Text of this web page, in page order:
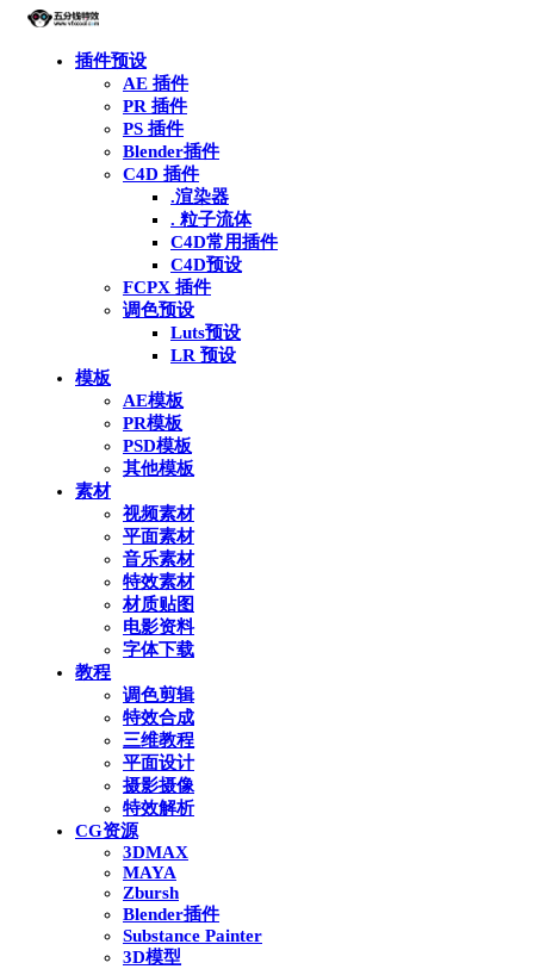
插件预设
AE 插件
PR 插件
PS 插件
Blender插件
C4D 插件
.渲染器
. 粒子流体
C4D常用插件
C4D预设
FCPX 插件
调色预设
Luts预设
LR 预设
模板
AE模板
PR模板
PSD模板
其他模板
素材
视频素材
平面素材
音乐素材
特效素材
材质贴图
电影资料
字体下载
教程
调色剪辑
特效合成
三维教程
平面设计
摄影摄像
特效解析
CG资源
3DMAX
MAYA
Zbursh
Blender插件
Substance Painter
3D模型